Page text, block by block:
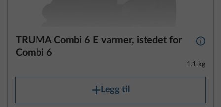
TRUMA Combi 6 E varmer, istedet for
Combi 6
Mer
1.1 kg
Legg til